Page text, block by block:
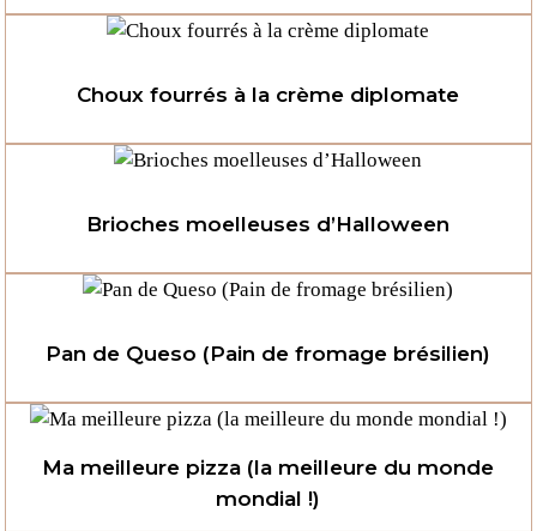
Choux fourrés à la crème diplomate
Brioches moelleuses d’Halloween
Pan de Queso (Pain de fromage brésilien)
Ma meilleure pizza (la meilleure du monde
mondial !)